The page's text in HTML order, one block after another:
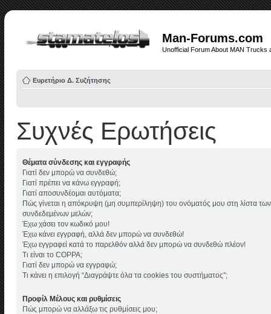
Man-Forums.com
Unofficial Forum About MAN Trucks
Ευρετήριο Δ. Συζήτησης
Συχνές Ερωτήσεις
Θέματα σύνδεσης και εγγραφής
Γιατί δεν μπορώ να συνδεθώ;
Γιατί πρέπει να κάνω εγγραφή;
Γιατί αποσυνδέομαι αυτόματα;
Πώς γίνεται η απόκρυψη (μη συμπερίληψη) του ονόματός μου στη λίστα των
συνδεδεμένων μελών;
Έχω χάσει τον κωδικό μου!
Έχω κάνει εγγραφή, αλλά δεν μπορώ να συνδεθώ!
Έχω εγγραφεί κατά το παρελθόν αλλά δεν μπορώ να συνδεθώ πλέον!
Τι είναι το COPPA;
Γιατί δεν μπορώ να εγγραφώ;
Τι κάνει η επιλογή “Διαγράψτε όλα τα cookies του συστήματος”;
Προφίλ Μέλους και ρυθμίσεις
Πώς μπορώ να αλλάξω τις ρυθμίσεις μου;